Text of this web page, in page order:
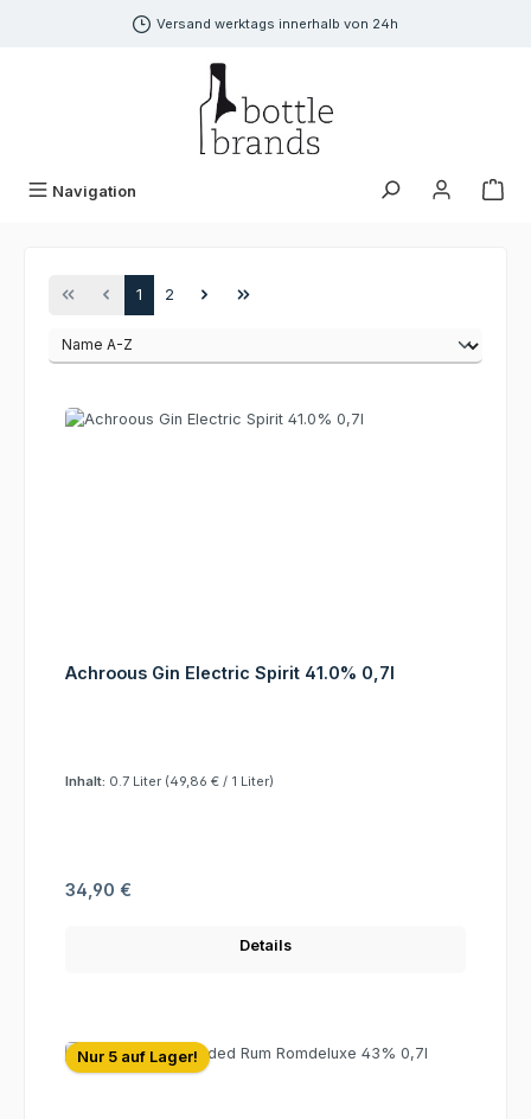
Versand werktags innerhalb von 24h
Navigation
Seite
1 Seite
2
Achroous Gin Electric Spirit 41.0% 0,7l
Inhalt: 0.7 Liter (49,86 € / 1 Liter)
Regulärer Preis:
34,90 €
Details
Nur 5 auf Lager!